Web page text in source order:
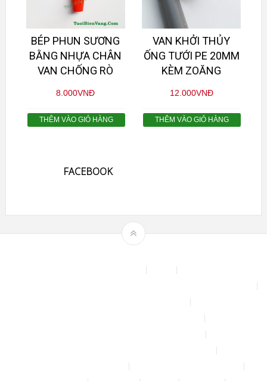
BÉP PHUN SƯƠNG
BẰNG NHỰA CHÂN
VAN CHỐNG RÒ
8.000VNĐ
THÊM VÀO GIỎ HÀNG
VAN KHỞI THỦY
ỐNG TƯỚI PE 20MM
KÈM ZOĂNG
12.000VNĐ
THÊM VÀO GIỎ HÀNG
FACEBOOK